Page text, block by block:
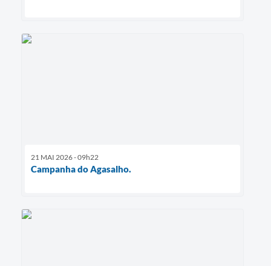
21 MAI 2026 - 09h22
Campanha do Agasalho.